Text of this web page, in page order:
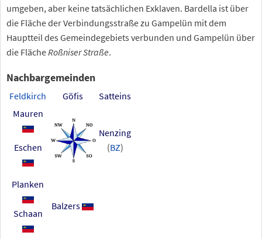
umgeben, aber keine tatsächlichen Exklaven. Bardella ist über
die Fläche der Verbindungsstraße zu Gampelün mit dem
Hauptteil des Gemeindegebiets verbunden und Gampelün über
die FlächeRoßniser Straße.
Nachbargemeinden
Feldkirch Göfis
Satteins
Mauren
Eschen
Nenzing
(BZ)
Planken
Schaan
Balzers